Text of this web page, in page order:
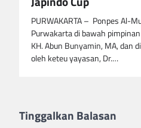
PURWAKARTA – Ponpes Al-
Purwakarta di bawah pimpinan
KH. Abun Bunyamin, MA, dan
oleh keteu yayasan, Dr.…
Tinggalkan Balasan